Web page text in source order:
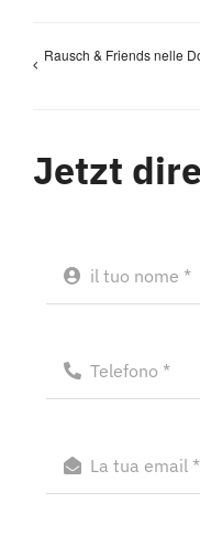
Rausch & Friends nelle
Jetzt